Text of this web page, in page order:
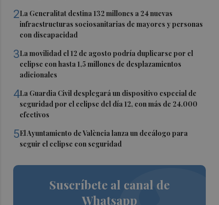
2La Generalitat destina 132 millones a 24 nuevas
infraestructuras sociosanitarias de mayores y personas
con discapacidad
3La movilidad el 12 de agosto podría duplicarse por el
eclipse con hasta 1,5 millones de desplazamientos
adicionales
4La Guardia Civil desplegará un dispositivo especial de
seguridad por el eclipse del día 12, con más de 24.000
efectivos
5El Ayuntamiento de València lanza un decálogo para
seguir el eclipse con seguridad
Suscríbete al canal de
Whatsapp